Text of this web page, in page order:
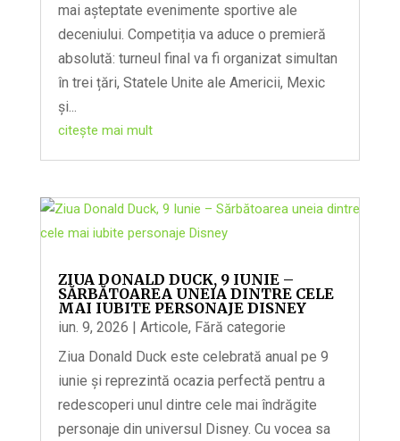
mai așteptate evenimente sportive ale
deceniului. Competiția va aduce o premieră
absolută: turneul final va fi organizat simultan
în trei țări, Statele Unite ale Americii, Mexic
și...
citește mai mult
ZIUA DONALD DUCK, 9 IUNIE –
SĂRBĂTOAREA UNEIA DINTRE CELE
MAI IUBITE PERSONAJE DISNEY
iun. 9, 2026 Articole, Fără categorie
Ziua Donald Duck este celebrată anual pe 9
iunie și reprezintă ocazia perfectă pentru a
redescoperi unul dintre cele mai îndrăgite
personaje din universul Disney. Cu vocea sa